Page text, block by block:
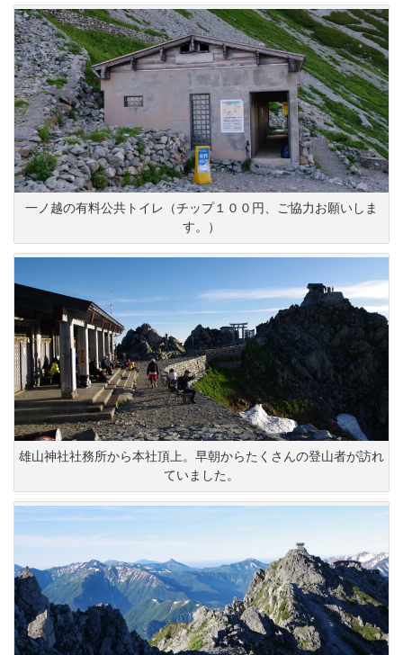
一ノ越の有料公共トイレ（チップ１００円、ご協力お願いしま
す。）
雄山神社社務所から本社頂上。早朝からたくさんの登山者が訪れ
ていました。